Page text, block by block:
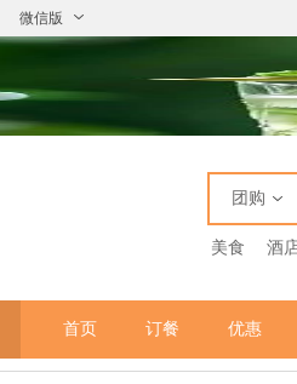
微信版
团购
美食 酒
首页 订餐 优惠